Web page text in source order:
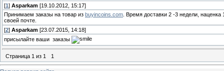
[1 ] Asparkam [19.10.2012, 15:17]
Принимаем заказы на товар из buyincoins.com . Время доставки 2 -3 недели,
своей почте.
[2] Asparkam [23.07.2015, 14:18]
присылайте ваши заказы
Страница 1 из 1 1